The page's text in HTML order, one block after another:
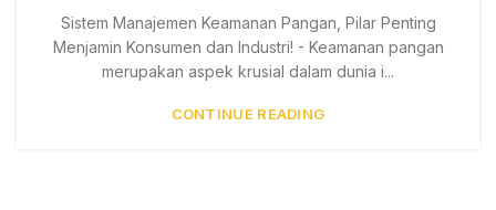
Sistem Manajemen Keamanan Pangan, Pilar Penting
Menjamin Konsumen dan Industri! - Keamanan pangan
merupakan aspek krusial dalam dunia i...
CONTINUE READING